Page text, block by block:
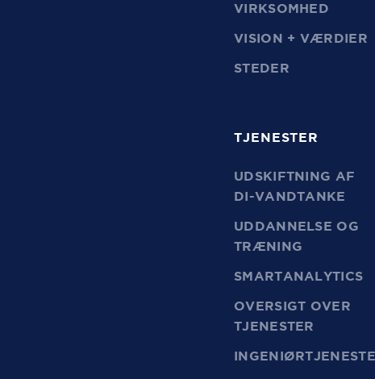
VIRKSOMHED
VISION + VÆRDIER
STEDER
TJENESTER
UDSKIFTNING AF
DI-VANDTANKE
UDDANNELSE OG
TRÆNING
SMARTANALYTICS
OVERSIGT OVER
TJENESTER